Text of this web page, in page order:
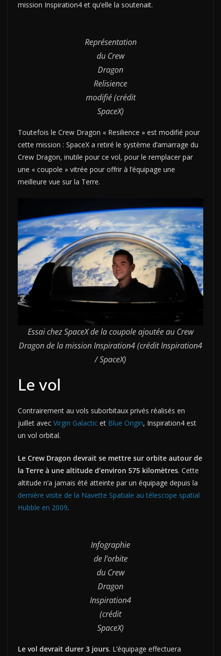
mission Inspiration4 et qu’elle la soutenait.
Représentation
du Crew
Dragon
Relisience
modifié (crédit
SpaceX)
Toutefois le Crew Dragon « Resilience » est modifié pour
cette mission : SpaceX a retiré le système d’amarrage du
Crew Dragon, inutile pour ce vol, pour le remplacer par
une « coupole » vitrée pour offrir à l’équipage une
meilleure vue sur la Terre.
Essai chez SpaceX de la coupole ajoutée au Crew
Dragon de la mission Inspiration4 (crédit Inspiration4
/ SpaceX)
Le vol
Contrairement au vols suborbitaux privés réalisés en
juillet avec Virgin Galactic et Blue Origin, Inspiration4 est
un vol orbital.
Le Crew Dragon devrait se mettre sur orbite autour de
la Terre à une altitude d’environ 575 kilomètres. Cette
altitude n’a jamais été atteinte par un équipage depuis la
dernière visite de la Navette Spatiale au télescope spatial
Hubble en 2009.
Infographie
de l’orbite
du Crew
Dragon
Inspiration4
(crédit
SpaceX)
Le vol devrait durer 3 jours. L’équipage effectuera